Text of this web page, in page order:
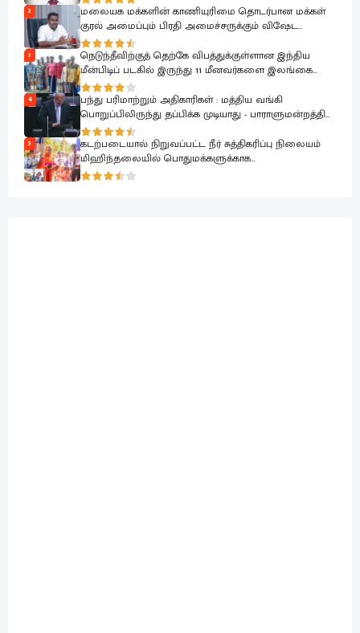
ஆழ்ந்த கவலை.!
2
மலையக மக்களின் காணியுரிமை தொடர்பான மக்கள்
குரல் அமைப்பும் பிரதி அமைச்சருக்கும் விஷேட
கலந்துரையாடல்
3
நெடுந்தீவிற்குத் தெற்கே விபத்துக்குள்ளான இந்திய
மீன்பிடிப் படகில் இருந்து 11 மீனவர்களை இலங்கை
கடற்படை பாதுகாப்பாக மீட்டது
4
பந்து பரிமாற்றும் அதிகாரிகள் : மத்திய வங்கி
பொறுப்பிலிருந்து தப்பிக்க முடியாது - பாராளுமன்றத்தில்
ரவூப் ஹக்கீம் ஆவேசம்
5
கடற்படையால் நிறுவப்பட்ட நீர் சுத்திகரிப்பு நிலையம்
மிஹிந்தலையில் பொதுமக்களுக்காக
கையளிக்கப்பட்டது